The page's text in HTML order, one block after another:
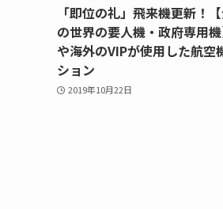
「即位の礼」飛来機更新！
の世界の要人機・政府専用
や海外のVIPが使用した航空
ション
2019年10月22日